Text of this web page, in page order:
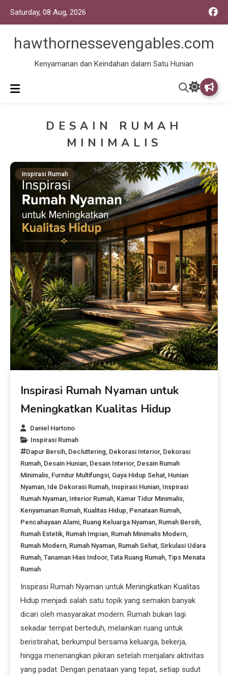
Saturday, 08 Aug, 2026
hawthornessevengables.com
Kenyamanan dan Keindahan dalam Satu Hunian
DESAIN RUMAH
MINIMALIS
Inspirasi Rumah
Inspirasi Rumah Nyaman untuk
Meningkatkan Kualitas Hidup
Daniel Hartono
Inspirasi Rumah
Dapur Bersih, Decluttering, Dekorasi Interior, Dekorasi
Rumah, Desain Hunian, Desain Interior, Desain Rumah
Minimalis, Furnitur Multifungsi, Gaya Hidup Sehat, Hunian
Nyaman, Ide Dekorasi Rumah, Inspirasi Hunian, Inspirasi
Rumah Nyaman, Interior Rumah, Kamar Tidur Minimalis,
Kenyamanan Rumah, Kualitas Hidup, Penataan Rumah,
Pencahayaan Alami, Ruang Keluarga Nyaman, Rumah Bersih,
Rumah Estetik, Rumah Impian, Rumah Minimalis Modern,
Rumah Modern, Rumah Nyaman, Rumah Sehat,Sirkulasi Udara
Rumah,Tanaman Hias Indoor,Tata Ruang Rumah,Tips Menata
Rumah
Inspirasi Rumah Nyaman untuk Meningkatkan Kualitas
Hidup menjadi salah satu topik yang semakin banyak
dicari oleh masyarakat modern. Rumah bukan lagi
sekadar tempat berteduh, melainkan ruang untuk
beristirahat, berkumpul bersama keluarga, bekerja,
hingga menenangkan pikiran setelah menjalani aktivitas
yang padat. Dengan penataan yang tepat, setiap sudut